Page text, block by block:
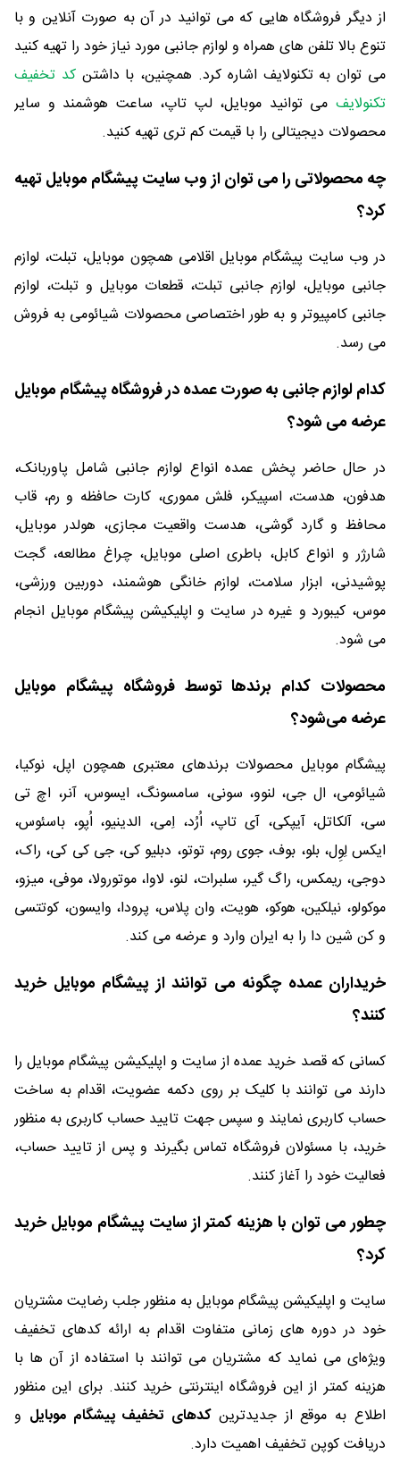
از دیگر فروشگاه هایی که می توانید در آن به صورت آنلاین و با
تنوع بالا تلفن های همراه و لوازم جانبی مورد نیاز خود را تهیه کنید
می توان به تکنولایف اشاره کرد. همچنین، با داشتنکد تخفیف
تکنولایف می توانید موبایل، لپ تاپ، ساعت هوشمند و سایر
محصولات دیجیتالی را با قیمت کم تری تهیه کنید.
چه محصولاتی را می توان از وب سایت پیشگام موبایل تهیه
کرد؟
در وب سایت پیشگام موبایل اقلامی همچون موبایل، تبلت، لوازم
جانبی موبایل، لوازم جانبی تبلت، قطعات موبایل و تبلت، لوازم
جانبی کامپیوتر و به طور اختصاصی محصولات شیائومی به فروش
می رسد.
کدام لوازم جانبی به صورت عمده در فروشگاه پیشگام موبایل
عرضه می شود؟
در حال حاضر پخش عمده انواع لوازم جانبی شامل پاوربانک،
هدفون، هدست، اسپیکر، فلش مموری، کارت حافظه و رم، قاب
محافظ و گارد گوشی، هدست واقعیت مجازی، هولدر موبایل،
شارژر و انواع کابل، باطری اصلی موبایل، چراغ مطالعه، گجت
پوشیدنی، ابزار سلامت، لوازم خانگی هوشمند، دوربین ورزشی،
موس، کیبورد و غیره در سایت و اپلیکیشن پیشگام موبایل انجام
می شود.
محصولات کدام برندها توسط فروشگاه پیشگام موبایل
عرضه می‌شود؟
پیشگام موبایل محصولات برندهای معتبری همچون اپل، نوکیا،
شیائومی، ال جی، لنوو، سونی، سامسونگ، ایسوس، آنر، اچ تی
سی، آلکاتل، آیپکی، آی تاپ، اُرُد، اِمی، الدینیو، اُپو، باسئوس،
ایکس لِوِل، بلو، بوف، جوی روم، توتو، دبلیو کی، جی کی کی، راک،
دوجی، ریمکس، راگ گیر، سلبرات، لنو، لاوا، موتورولا، موفی، میزو،
موکولو، نیلکین، هوکو، هویت، وان پلاس، پرودا، وایسون، کوتتسی
و کن شین دا را به ایران وارد و عرضه می کند.
خریداران عمده چگونه می توانند از پیشگام موبایل خرید
کنند؟
کسانی که قصد خرید عمده از سایت و اپلیکیشن پیشگام موبایل را
دارند می توانند با کلیک بر روی دکمه عضویت، اقدام به ساخت
حساب کاربری نمایند و سپس جهت تایید حساب کاربری به منظور
خرید، با مسئولان فروشگاه تماس بگیرند و پس از تایید حساب،
فعالیت خود را آغاز کنند.
چطور می توان با هزینه کمتر از سایت پیشگام موبایل خرید
کرد؟
سایت و اپلیکیشن پیشگام موبایل به منظور جلب رضایت مشتریان
خود در دوره های زمانی متفاوت اقدام به ارائه کدهای تخفیف
ویژه‌ای می نماید که مشتریان می توانند با استفاده از آن ها با
هزینه کمتر از این فروشگاه اینترنتی خرید کنند. برای این منظور
اطلاع به موقع از جدیدترینکدهای تخفیف پیشگام موبایل و
دریافت کوپن تخفیف اهمیت دارد.